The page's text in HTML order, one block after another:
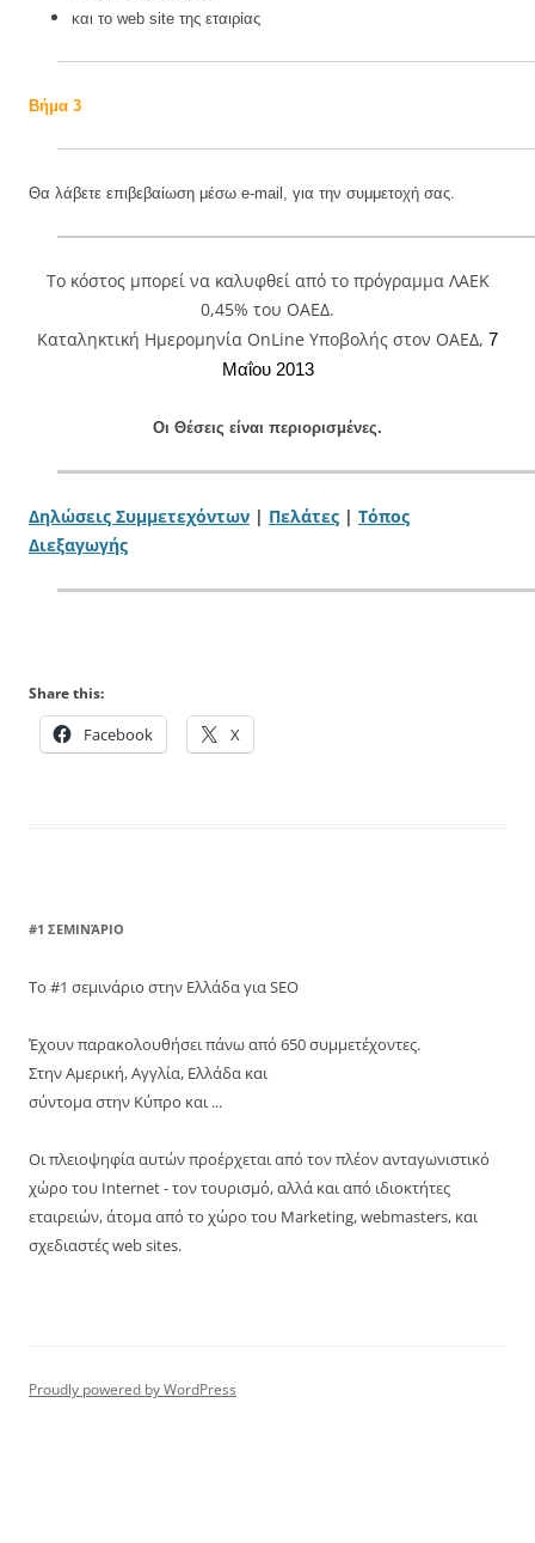
και το web site της εταιρίας
Βήμα 3
Θα λάβετε επιβεβαίωση μέσω e-mail, για την συμμετοχή σας.
Το κόστος μπορεί να καλυφθεί από το πρόγραμμα ΛΑΕΚ
0,45% του ΟΑΕΔ.
Καταληκτική Ημερομηνία OnLine Υποβολής στον ΟΑΕΔ, 7
Μαΐου 2013
Οι Θέσεις είναι περιορισμένες.
Δηλώσεις Συμμετεχόντων | Πελάτες | Τόπος
Διεξαγωγής
Share this:
Facebook X
#1 ΣΕΜΙΝΆΡΙΟ
Το #1 σεμινάριο στην Ελλάδα για SEO
Έχουν παρακολουθήσει πάνω από 650 συμμετέχοντες.
Στην Αμερική, Αγγλία, Ελλάδα και
σύντομα στην Κύπρο και ...
Οι πλειοψηφία αυτών προέρχεται από τον πλέον ανταγωνιστικό
χώρο του Internet - τον τουρισμό, αλλά και από ιδιοκτήτες
εταιρειών, άτομα από το χώρο του Marketing, webmasters, και
σχεδιαστές web sites.
Proudly powered by WordPress